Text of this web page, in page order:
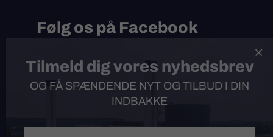

Tilmeld dig vores nyhedsbrev
OG FÅ SPÆNDENDE NYT OG TILBUD I DIN
INDBAKKE
Følg os på Facebook
få spændende opdateringer, tilbud og
nyheder.